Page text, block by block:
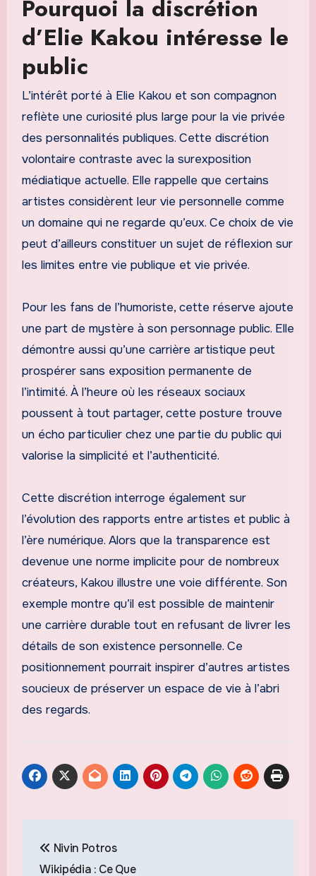
Pourquoi la discrétion
d’Elie Kakou intéresse le
public
L’intérêt porté à Elie Kakou et son compagnon
reflète une curiosité plus large pour la vie privée
des personnalités publiques. Cette discrétion
volontaire contraste avec la surexposition
médiatique actuelle. Elle rappelle que certains
artistes considèrent leur vie personnelle comme
un domaine qui ne regarde qu’eux. Ce choix de vie
peut d’ailleurs constituer un sujet de réflexion sur
les limites entre vie publique et vie privée.
Pour les fans de l’humoriste, cette réserve ajoute
une part de mystère à son personnage public. Elle
démontre aussi qu’une carrière artistique peut
prospérer sans exposition permanente de
l’intimité. À l’heure où les réseaux sociaux
poussent à tout partager, cette posture trouve
un écho particulier chez une partie du public qui
valorise la simplicité et l’authenticité.
Cette discrétion interroge également sur
l’évolution des rapports entre artistes et public à
l’ère numérique. Alors que la transparence est
devenue une norme implicite pour de nombreux
créateurs, Kakou illustre une voie différente. Son
exemple montre qu’il est possible de maintenir
une carrière durable tout en refusant de livrer les
détails de son existence personnelle. Ce
positionnement pourrait inspirer d’autres artistes
soucieux de préserver un espace de vie à l’abri
des regards.
de Nivin Potros
Wikipédia : Ce Que